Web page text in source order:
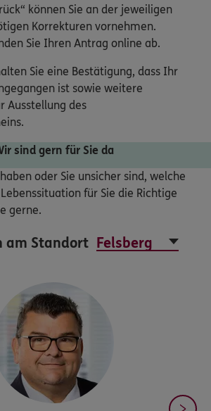
können Sie an der jeweiligen
Korrekturen vornehmen.
Sie Ihren Antrag online ab.
Sie eine Bestätigung, dass Ihr
ist sowie weitere
Ausstellung des
sind gern für Sie da
oder Sie unsicher sind, welche
für Sie die Richtige
gerne.
am Standort